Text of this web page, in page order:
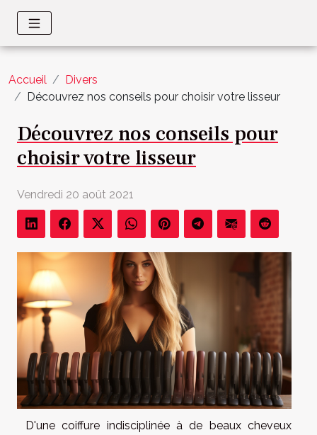
Accueil
Divers
Découvrez nos conseils pour choisir votre lisseur
Découvrez nos conseils pour
choisir votre lisseur
Vendredi 20 août 2021
D'une coiffure indisciplinée à de beaux cheveux